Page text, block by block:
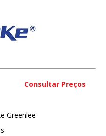
Consultar Preços
Greenlee